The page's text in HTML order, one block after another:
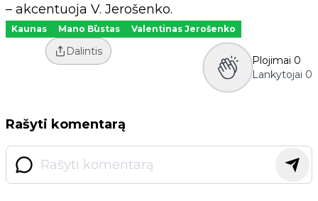
– akcentuoja V. Jerošenko.
Kaunas Mano Būstas Valentinas Jerošenko
Dalintis
Plojimai 0
Lankytojai 0
Rašyti komentarą